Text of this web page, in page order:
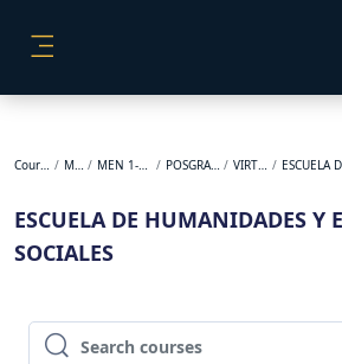
Courses MEN MEN 1-2025 POSGRADOS VIRTUAL
ESCUELA DE HUMANIDADES Y
SOCIALES
Search courses